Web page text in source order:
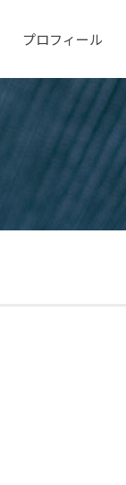
プロフィール